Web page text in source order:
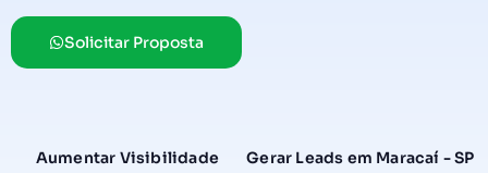
Solicitar Proposta
Aumentar Visibilidade
Gerar Leads em Maracaí - SP